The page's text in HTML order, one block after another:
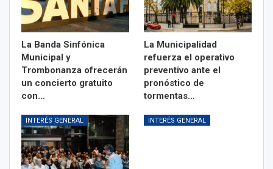
La Banda Sinfónica
Municipal y
Trombonanza ofrecerán
un concierto gratuito
con…
La Municipalidad
refuerza el operativo
preventivo ante el
pronóstico de
tormentas…
INTERÉS GENERAL INTERÉS GENERAL